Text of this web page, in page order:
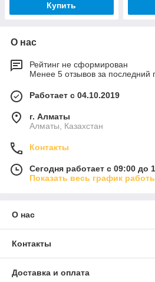
Купить
О нас
Рейтинг не сформирован
Менее 5 отзывов за последний
Работает с 04.10.2019
г. Алматы
Алматы, Казахстан
Контакты
Сегодня работает с 09:00 до
Показать весь график
О нас
Контакты
Доставка и оплата